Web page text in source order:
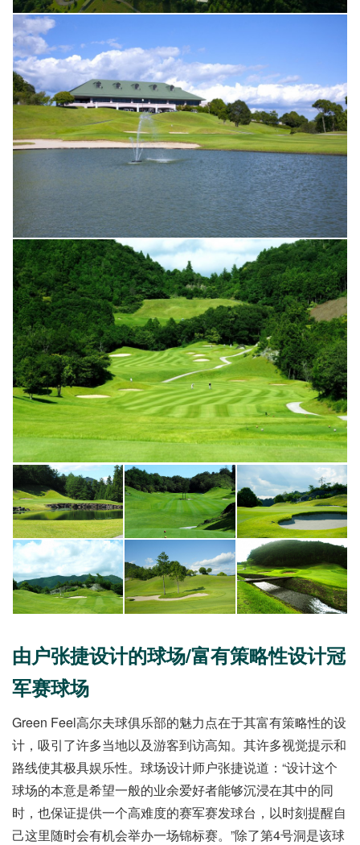
由户张捷设计的球场/富有策略性设计冠
军赛球场
Green Feel高尔夫球俱乐部的魅力点在于其富有策略性的设
计，吸引了许多当地以及游客到访高知。其许多视觉提示和
路线使其极具娱乐性。球场设计师户张捷说道：“设计这个
球场的本意是希望一般的业余爱好者能够沉浸在其中的同
时，也保证提供一个高难度的赛军赛发球台，以时刻提醒自
己这里随时会有机会举办一场锦标赛。”除了第4号洞是该球